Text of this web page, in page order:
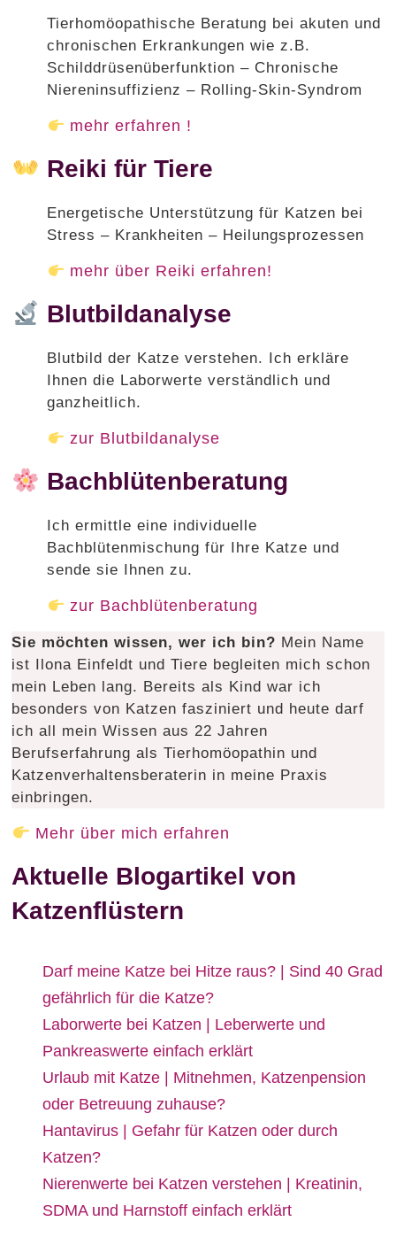
Tierhomöopathische Beratung bei akuten und
chronischen Erkrankungen wie z.B.
Schilddrüsenüberfunktion – Chronische
Niereninsuffizienz – Rolling-Skin-Syndrom
mehr erfahren !
Reiki für Tiere
Energetische Unterstützung für Katzen bei
Stress – Krankheiten – Heilungsprozessen
mehr über Reiki erfahren!
Blutbildanalyse
Blutbild der Katze verstehen. Ich erkläre
Ihnen die Laborwerte verständlich und
ganzheitlich.
zur Blutbildanalyse
Bachblütenberatung
Ich ermittle eine individuelle
Bachblütenmischung für Ihre Katze und
sende sie Ihnen zu.
zur Bachblütenberatung
Sie möchten wissen, wer ich bin? Mein Name
ist Ilona Einfeldt und Tiere begleiten mich schon
mein Leben lang. Bereits als Kind war ich
besonders von Katzen fasziniert und heute darf
ich all mein Wissen aus 22 Jahren
Berufserfahrung als Tierhomöopathin und
Katzenverhaltensberaterin in meine Praxis
einbringen.
Mehr über mich erfahren
Aktuelle Blogartikel von
Katzenflüstern
Darf meine Katze bei Hitze raus? | Sind 40 Grad
gefährlich für die Katze?
Laborwerte bei Katzen | Leberwerte und
Pankreaswerte einfach erklärt
Urlaub mit Katze | Mitnehmen, Katzenpension
oder Betreuung zuhause?
Hantavirus | Gefahr für Katzen oder durch
Katzen?
Nierenwerte bei Katzen verstehen | Kreatinin,
SDMA und Harnstoff einfach erklärt